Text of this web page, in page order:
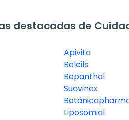
destacadas de
Apivita
Belcils
Bepanthol
Suavinex
Liposomial